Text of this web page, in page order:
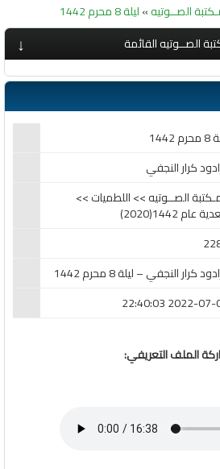
الصــوتيه»ليلة 8 محرم 1442
↓ الصــوتيه القائمة
كرار النجفي
الصــوتيه >> اللطميات >>
عام 1442(2020)
كرار النجفي – ليلة 8 محرم 1442
2022-07-02
الملف التعريفي: